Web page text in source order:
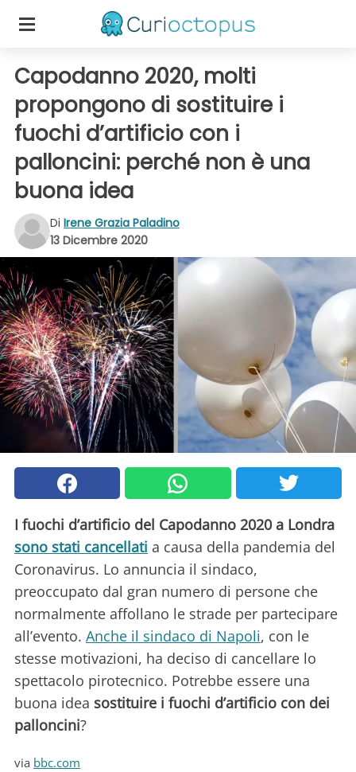
Capodanno 2020, molti
propongono di sostituire i
fuochi d’artificio con i
palloncini: perché non è una
buona idea
Di Irene Grazia Paladino
13 Dicembre 2020
I fuochi d’artificio del Capodanno 2020 a Londra
sono stati cancellati a causa della pandemia del
Coronavirus. Lo annuncia il sindaco,
preoccupato dal gran numero di persone che
normalmente affollano le strade per partecipare
all’evento. Anche il sindaco di Napoli, con le
stesse motivazioni, ha deciso di cancellare lo
spettacolo pirotecnico. Potrebbe essere una
buona idea sostituire i fuochi d’artificio con dei
palloncini?
via bbc.com